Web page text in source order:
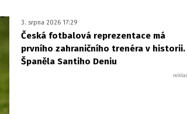
3. srpna 2026 17:29
Česká fotbalová reprezentace má
prvního zahraničního trenéra v historii.
Španěla Santiho Deniu